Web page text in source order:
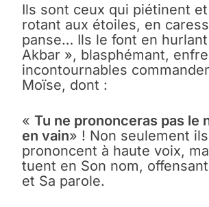
Ils sont ceux qui piétinent
rotant aux étoiles, en
panse… Ils le font en
Akbar », blasphémant,
incontournables
Moïse, dont :
« Tu ne prononceras pas le
en vain» ! Non seulement
prononcent à haute voix,
tuent en Son nom,
et Sa parole.